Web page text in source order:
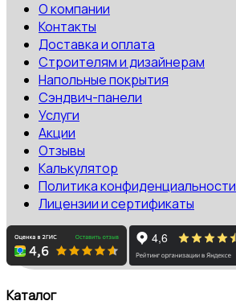
О компании
Контакты
Доставка и оплата
Строителям и дизайнерам
Напольные покрытия
Сэндвич-панели
Услуги
Акции
Отзывы
Калькулятор
Политика конфиденциальности
Лицензии и сертификаты
Каталог